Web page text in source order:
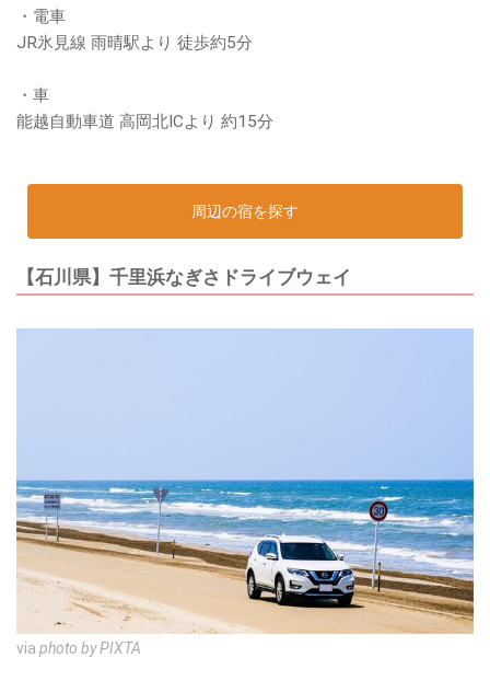
・電車
JR氷見線 雨晴駅より 徒歩約5分
・車
能越自動車道 高岡北ICより 約15分
周辺の宿を探す
【石川県】千里浜なぎさドライブウェイ
via photo by PIXTA